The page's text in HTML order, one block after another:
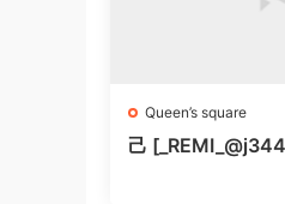
Queen’s square
己